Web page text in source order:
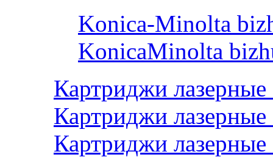
Konica-Minolta
KonicaMinolta
Картриджи
Картриджи лазерные
Картриджи лазерные